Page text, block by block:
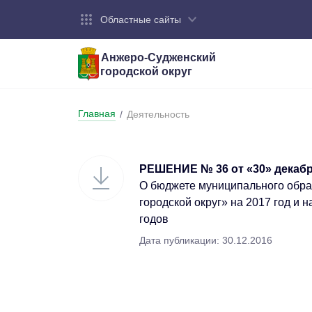
Областные сайты
Анжеро-Судженский
городской округ
Бюджет
Главная / Деятельность
РЕШЕНИЕ № 36 от «30»
О бюджете муниципального
городской округ» на 2017 год и
годов
Дата публикации: 30.12.2016